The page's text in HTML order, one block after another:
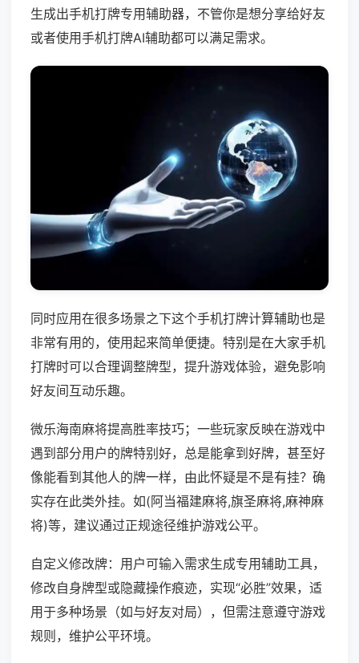
生成出手机打牌专用辅助器，不管你是想分享给好友
或者使用手机打牌AI辅助都可以满足需求。
同时应用在很多场景之下这个手机打牌计算辅助也是
非常有用的，使用起来简单便捷。特别是在大家手机
打牌时可以合理调整牌型，提升游戏体验，避免影响
好友间互动乐趣。
微乐海南麻将提高胜率技巧；一些玩家反映在游戏中
遇到部分用户的牌特别好，总是能拿到好牌，甚至好
像能看到其他人的牌一样，由此怀疑是不是有挂？确
实存在此类外挂。如(阿当福建麻将,旗圣麻将,麻神麻
将)等，建议通过正规途径维护游戏公平。
自定义修改牌：用户可输入需求生成专用辅助工具，
修改自身牌型或隐藏操作痕迹，实现“必胜”效果，适
用于多种场景（如与好友对局），但需注意遵守游戏
规则，维护公平环境。